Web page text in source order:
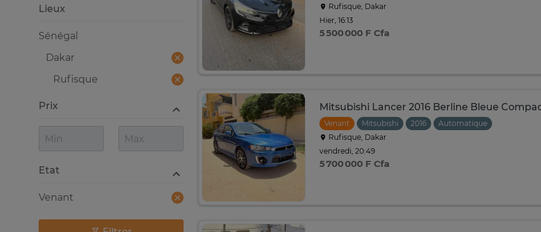
Rufisque, Dakar
Hier, 16:13
5 500 000 F Cfa
Mitsubishi Lancer 2016 Berline Bleue
Venant Mitsubishi 2016
Automatique
Rufisque, Dakar
vendredi, 20:49
5 700 000 F Cfa
Lieux
Sénégal
Dakar
Rufisque
Prix
Etat
Venant